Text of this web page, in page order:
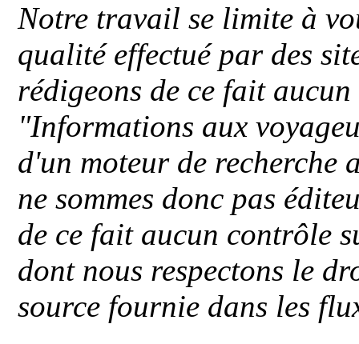
Notre travail se limite à
qualité effectué par des
rédigeons de ce fait
"Informations aux
d'un moteur de recherche
ne sommes donc pas
de ce fait aucun contrôle
dont nous respectons le
source fournie dans les